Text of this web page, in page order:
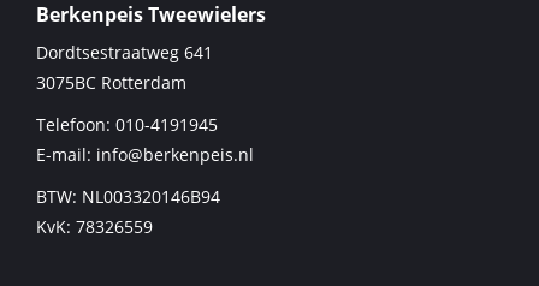
Berkenpeis Tweewielers
Dordtsestraatweg 641
3075BC Rotterdam
Telefoon: 010-4191945
E-mail: info@berkenpeis.nl
BTW: NL003320146B94
KvK: 78326559